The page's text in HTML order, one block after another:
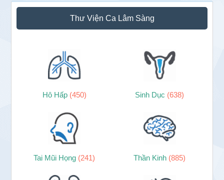
Thư Viện Ca Lâm Sàng
Hô Hấp (450) Sinh Dục (638)
Tai Mũi Họng (241) Thần Kinh (885)